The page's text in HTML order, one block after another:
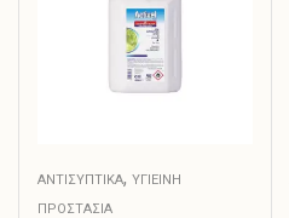
ΑΝΤΙΣΥΠΤΙΚΆ, ΥΓΙΕΙΝΗ
ΠΡΟΣΤΑΣΙΑ